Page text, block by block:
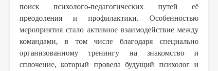
поиск психолого-педагогических путей её
преодоления и профилактики. Особенностью
мероприятия стало активное взаимодействие между
командами, в том числе благодаря специально
организованному тренингу на знакомство и
сплочение, который провела будущий психолог и